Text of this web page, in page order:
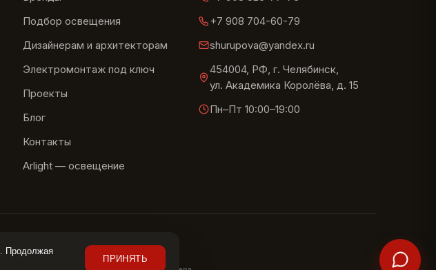
Подбор освещения
Дизайнерам и архитекторам
Электромонтаж под ключ
Проекты
Блог
Контакты
Arlight — освещение
+7 908 704-60-79
shurupova@yandex.ru
454004, РФ, г. Челябинск,
ул. Академика Королёва, д. 15
Пн–Пт 10:00–19:00
ОБ ИСПОЛЬЗОВАНИИ COOKIE
Продолжая
ПРИНЯТЬ